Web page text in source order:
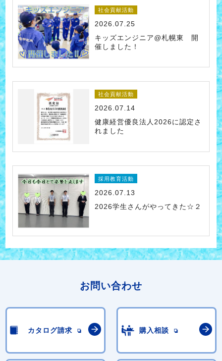
社会貢献活動
2026.07.25
キッズエンジニア@札幌東 開
催しました！
社会貢献活動
2026.07.14
健康経営優良法人2026に認定さ
れました
採用教育活動
2026.07.13
2026学生さんがやってきた☆２
お問い合わせ
カタログ請求 購入相談